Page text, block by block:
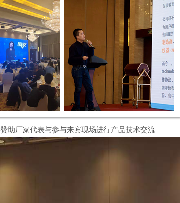
赞助厂家代表与参与来宾现场进行产品技术交流